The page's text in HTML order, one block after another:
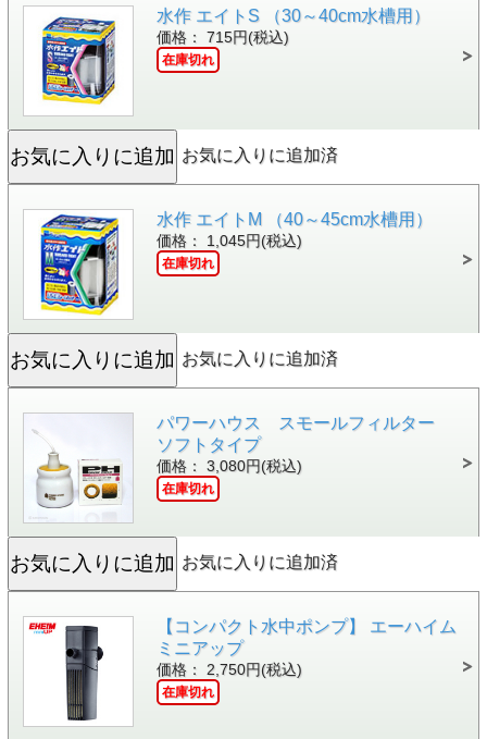
水作 エイトS （30～40cm水槽用）
価格： 715円(税込)
在庫切れ
お気に入りに追加済
水作 エイトM （40～45cm水槽用）
価格： 1,045円(税込)
在庫切れ
お気に入りに追加済
パワーハウス スモールフィルター
ソフトタイプ
価格： 3,080円(税込)
在庫切れ
お気に入りに追加済
【コンパクト水中ポンプ】 エーハイム
ミニアップ
価格： 2,750円(税込)
在庫切れ